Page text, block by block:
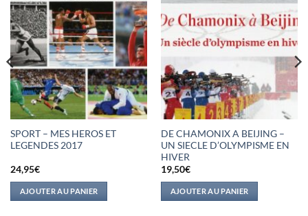
SPORT – MES HEROS ET
LEGENDES 2017
24,95€
AJOUTER AU PANIER
DE CHAMONIX A BEIJING –
UN SIECLE D’OLYMPISME EN
HIVER
19,50€
AJOUTER AU PANIER